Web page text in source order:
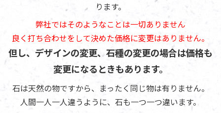
ります。
弊社ではそのようなことは一切ありません
良く打ち合わせをして決めた価格に変更はありません。
但し、デザインの変更、石種の変更の場合は価格も
変更になるときもあります。
石は天然の物ですから、まったく同じ物は有りません。
人間一人一人違うように、石も一つ一つ違います。